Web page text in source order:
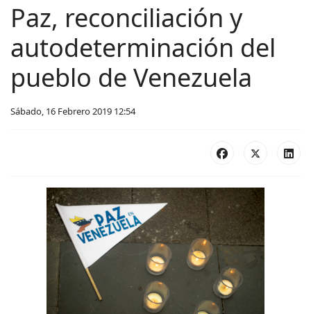
Paz, reconciliación y
autodeterminación del
pueblo de Venezuela
Sábado, 16 Febrero 2019 12:54